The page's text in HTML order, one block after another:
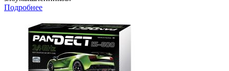
Подробнее